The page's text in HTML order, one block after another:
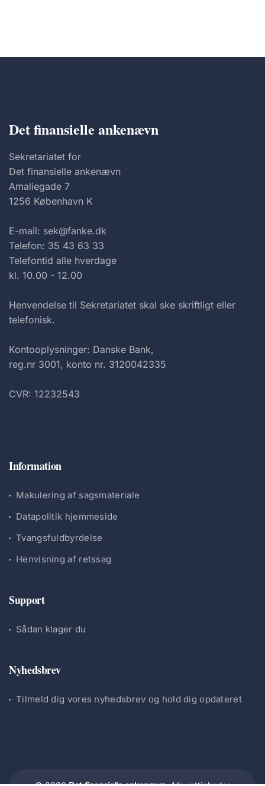
Det finansielle ankenævn
Sekretariatet for
Det finansielle ankenævn
Amaliegade 7
1256 København K
E-mail: sek@fanke.dk
Telefon: 35 43 63 33
Telefontid alle hverdage
kl. 10.00 - 12.00
Henvendelse til Sekretariatet skal ske skriftligt eller
telefonisk.
Kontooplysninger: Danske Bank,
reg.nr 3001, konto nr. 3120042335
CVR: 12232543
Information
Makulering af sagsmateriale
Datapolitik hjemmeside
Tvangsfuldbyrdelse
Henvisning af retssag
Support
Sådan klager du
Nyhedsbrev
Tilmeld dig vores nyhedsbrev og hold dig opdateret